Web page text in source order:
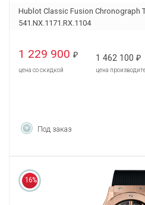
Hublot Classic Fusion Chronograph
541.NX.1171.RX.1104
1 229 900 ₽
цена со скидкой
1 462 100 ₽
цена
Под заказ
16%